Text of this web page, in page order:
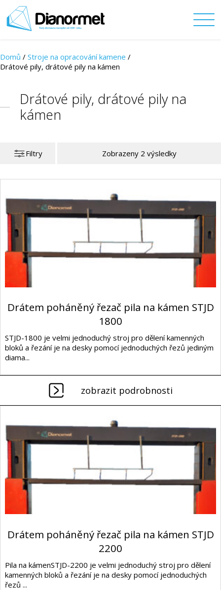
Domů / Stroje na opracování kamene /
Drátové pily, drátové pily na kámen
Drátové pily, drátové pily na
kámen
Filtry Zobrazeny 2 výsledky
Drátem poháněný řezač pila na kámen STJD
1800
STJD-1800 je velmi jednoduchý stroj pro dělení kamenných
bloků a řezání je na desky pomocí jednoduchých řezů jediným
diama...
zobrazit podrobnosti
Drátem poháněný řezač pila na kámen STJD
2200
Pila na kámenSTJD-2200 je velmi jednoduchý stroj pro dělení
kamenných bloků a řezání je na desky pomocí jednoduchých
řezů ...